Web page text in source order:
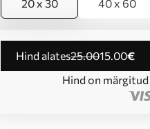
20 x 30 40 x 60
Hind alates25.0015.00€
Hind on märgitud